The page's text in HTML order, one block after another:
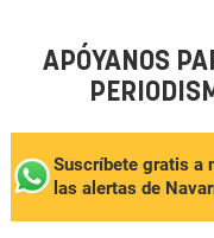
APÓYANOS
Suscríbete gratis a
las alertas de